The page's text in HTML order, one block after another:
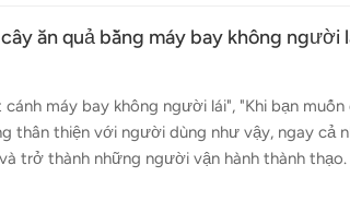
ăn quả bằng máy bay không người
máy bay không người lái", "Khi bạn
thân thiện với người dùng như vậy, ngay cả
trở thành những người vận hành thành
lái vào vườn cây ăn quả đã mang lại